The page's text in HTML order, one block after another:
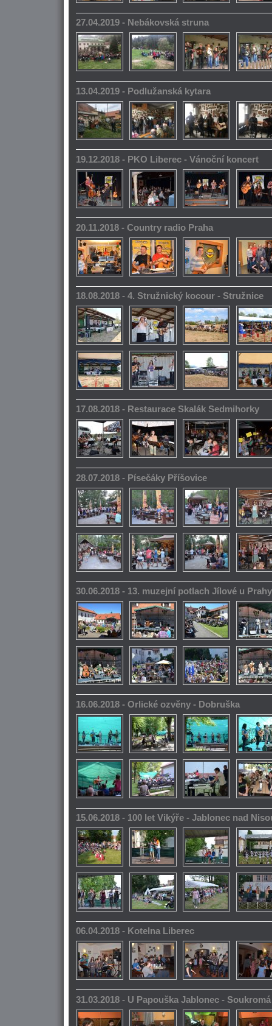
27.04.2019 - Nebákovská struna
13.04.2019 - Podlužanská kytara
19.12.2018 - PKO Liberec - Vánoční koncert
20.11.2018 - Country radio Praha
18.08.2018 - 4. Stružnický kocour - Stružnice
17.08.2018 - Restaurace Skalák Sedmihorky
28.07.2018 - Písečáky Příšovice
30.06.2018 - 13. muzejní potlach Jílové u Prahy
16.06.2018 - Orlické ozvěny - Dobruška
15.06.2018 - 100 let Vikýře - Jablonec nad
06.04.2018 - Kotelna Liberec
31.03.2018 - U Papouška Jablonec -